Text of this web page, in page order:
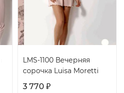
LMS-1100 Вечерняя
сорочка Luisa Moretti
3 770 ₽